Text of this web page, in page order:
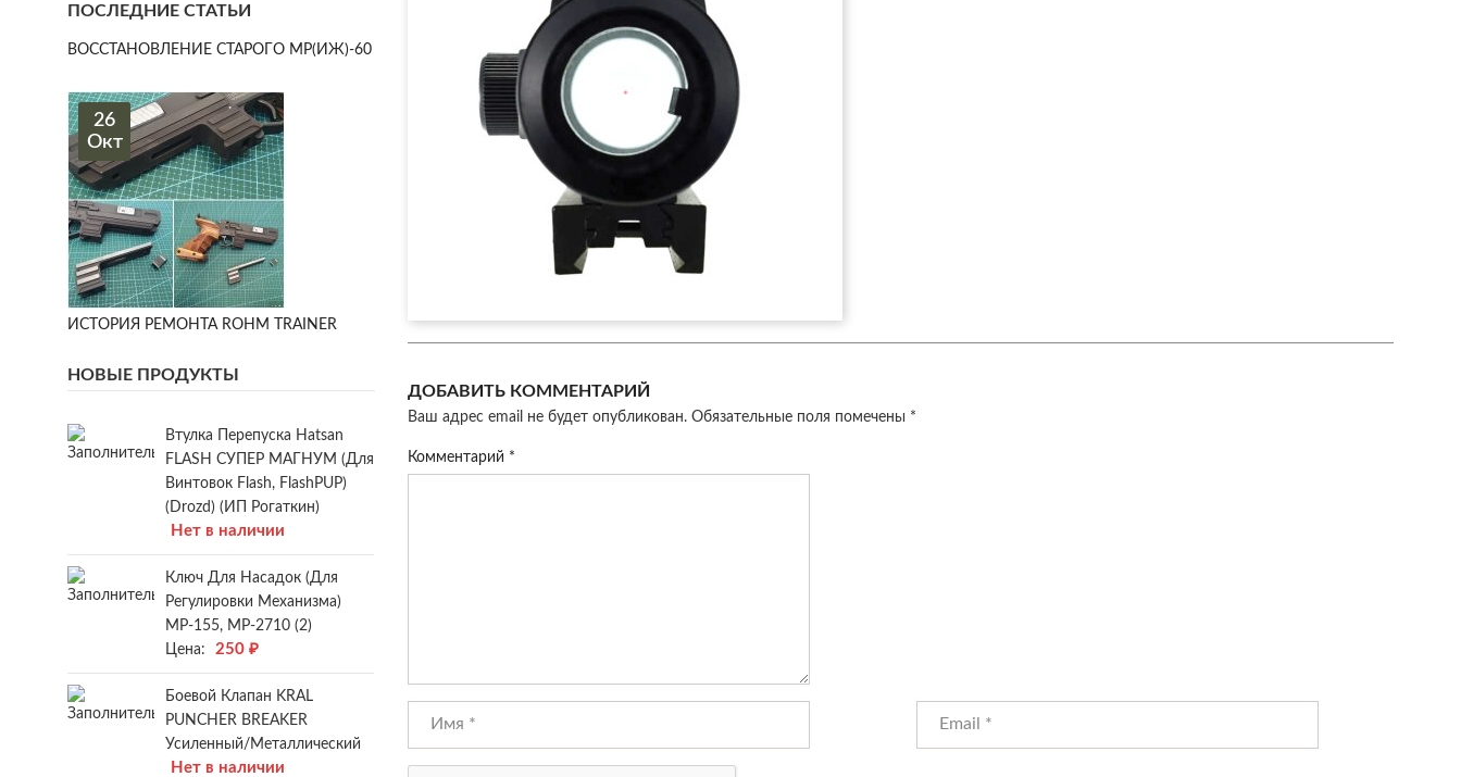
ДОБАВИТЬ КОММЕНТАРИЙ
Ваш адрес email не будет опубликован. Обязательные поля помечены *
Комментарий *
ПОСЛЕДНИЕ СТАТЬИ
ВОССТАНОВЛЕНИЕ СТАРОГО МР(ИЖ)-60
26
Окт
ИСТОРИЯ РЕМОНТА ROHM TRAINER
НОВЫЕ ПРОДУКТЫ
Втулка Перепуска Hatsan
FLASH СУПЕР МАГНУМ (для
Винтовок Flash, FlashPUP)
(Drozd) (ИП Рогаткин)
Нет в наличии
Ключ Для Насадок (для
Регулировки Механизма)
МР-155, МР-2710 (2)
Цена:
250 ₽
Боевой Клапан KRAL
PUNCHER BREAKER
Усиленный/металлический
Нет в наличии